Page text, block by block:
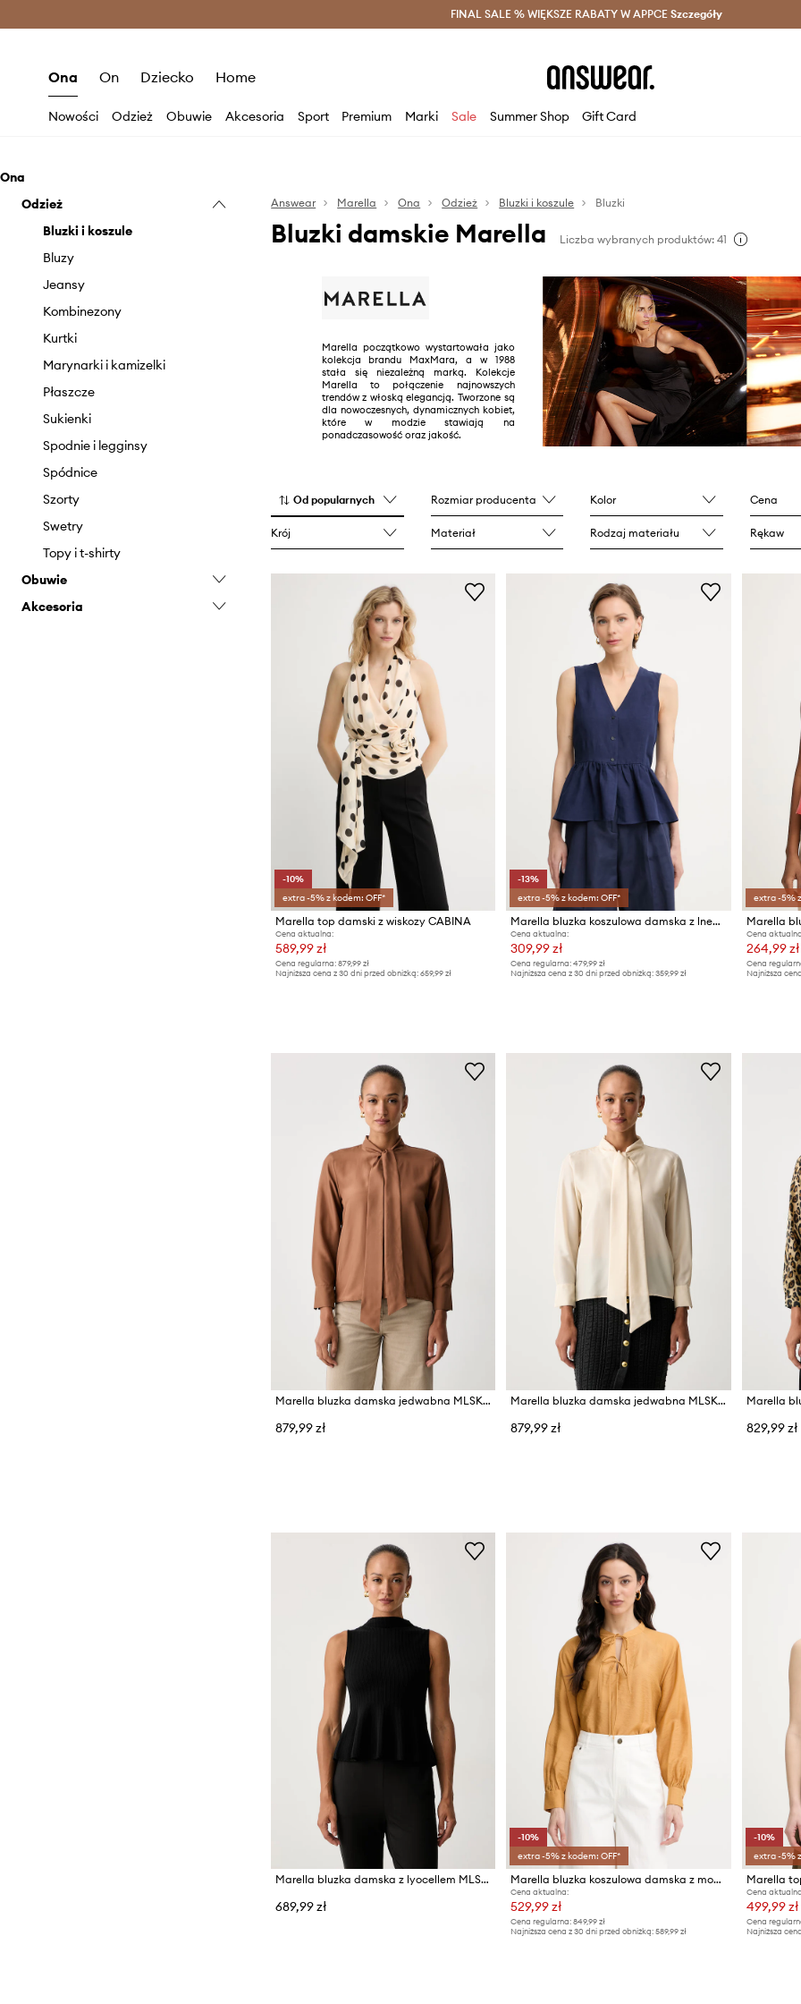
Oszczędzaj z Answear Club > Dostawa nawet w 24h >
FINAL SALE % WIĘKSZE RABATY W APPCE Szczegóły
Ona On Dziecko Home
Nowości Odzież Obuwie Akcesoria Sport Premium Marki Sale Summer Shop Gift Card
Ona
Odzież
Bluzki i koszule
Bluzy
Jeansy
Kombinezony
Kurtki
Marynarki i kamizelki
Płaszcze
Sukienki
Spodnie i legginsy
Spódnice
Szorty
Swetry
Topy i t-shirty
Obuwie
Botki
Akcesoria
Answear Marella Ona Odzież Bluzki i koszule Bluzki
Bluzki damskie Marella Liczba wybranych produktów: 41
Marella początkowo wystartowała jako
kolekcja brandu MaxMara, a w 1988
stała się niezależną marką. Kolekcje
Marella to połączenie najnowszych
trendów z włoską elegancją. Tworzone są
dla nowoczesnych, dynamicznych kobiet,
które w modzie stawiają na
ponadczasowość oraz jakość.
Od popularnych Rozmiar producenta Kolor Cena
Krój Materiał Rodzaj materiału Rękaw
-10%
extra -5% z kodem: OFF*
Marella top damski z wiskozy CABINA
Cena aktualna:
589,99 zł
Cena regularna: 879,99 zł
Najniższa cena z 30 dni przed obniżką: 659,99 zł
-13%
extra -5% z kodem: OFF*
Marella bluzka koszulowa damska z lnem Emme by Marella
Cena aktualna:
309,99 zł
Cena regularna: 479,99 zł
Najniższa cena z 30 dni przed obniżką: 359,99 zł
extra -5%
Cena
264,99 zł
Cena
Najniższa
Marella bluzka damska jedwabna MLSKABALA
879,99 zł
Marella bluzka damska jedwabna MLSKABALA
879,99 zł 829,99 zł
Marella bluzka damska z lyocellem MLSRAPACE
689,99 zł
-10%
extra -5% z kodem: OFF*
Marella bluzka koszulowa damska z modalem AFELIO
Cena aktualna:
529,99 zł
Cena regularna: 849,99 zł
Najniższa cena z 30 dni przed obniżką: 589,99 zł
-10%
extra -5%
Marella
Cena
499,99 zł
Cena
Najniższa